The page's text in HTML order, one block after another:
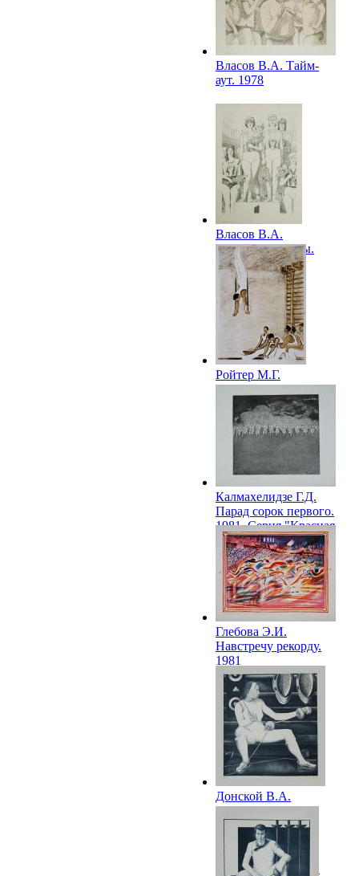
Власов В.А. Тайм-
аут. 1978
Власов В.А.
Победительницы.
1978
Ройтер М.Г.
Гимнасты. 1980
Калмахелидзе Г.Д.
Парад сорок первого.
1981. Серия "Красная
площадь"
Глебова Э.И.
Навстречу рекорду.
1981
Донской В.А.
Портрет Вали
Сидоровой
(заслуженного
мастера спорта по
фехтованию). 1982